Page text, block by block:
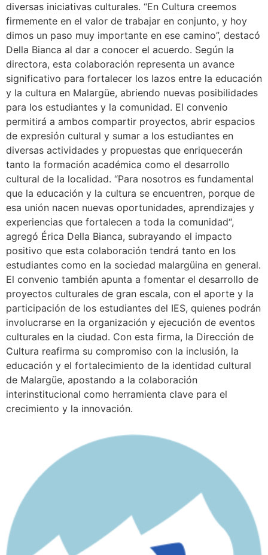
diversas iniciativas culturales. “En Cultura creemos
firmemente en el valor de trabajar en conjunto, y hoy
dimos un paso muy importante en ese camino”, destacó
Della Bianca al dar a conocer el acuerdo. Según la
directora, esta colaboración representa un avance
significativo para fortalecer los lazos entre la educación
y la cultura en Malargüe, abriendo nuevas posibilidades
para los estudiantes y la comunidad. El convenio
permitirá a ambos compartir proyectos, abrir espacios
de expresión cultural y sumar a los estudiantes en
diversas actividades y propuestas que enriquecerán
tanto la formación académica como el desarrollo
cultural de la localidad. “Para nosotros es fundamental
que la educación y la cultura se encuentren, porque de
esa unión nacen nuevas oportunidades, aprendizajes y
experiencias que fortalecen a toda la comunidad“,
agregó Érica Della Bianca, subrayando el impacto
positivo que esta colaboración tendrá tanto en los
estudiantes como en la sociedad malargüina en general.
El convenio también apunta a fomentar el desarrollo de
proyectos culturales de gran escala, con el aporte y la
participación de los estudiantes del IES, quienes podrán
involucrarse en la organización y ejecución de eventos
culturales en la ciudad. Con esta firma, la Dirección de
Cultura reafirma su compromiso con la inclusión, la
educación y el fortalecimiento de la identidad cultural
de Malargüe, apostando a la colaboración
interinstitucional como herramienta clave para el
crecimiento y la innovación.